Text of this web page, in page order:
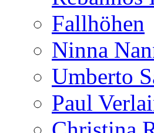
Fallhöhen
Ninna
Umberto
Paul